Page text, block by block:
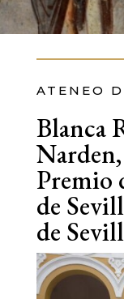
ATENEO
Blanca
Premio
de
de